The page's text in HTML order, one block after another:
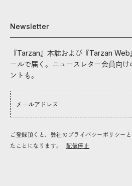
Newsletter
『Tarzan』本誌および『Tarzan
ールで届く。ニュースレター会員向
ントも。
ご登録頂くと、弊社のプライバシーポリシー
たことになります。
配信停止